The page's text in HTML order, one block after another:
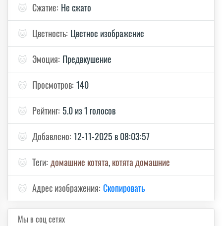
🐱 Сжатие: Не сжато
🐱 Цветность: Цветное изображение
🐱 Эмоция: Предвкушение
🐱 Просмотров: 140
🐱 Рейтинг: 5.0 из 1 голосов
🐱 Добавлено: 12-11-2025 в 08:03:57
🐱 Теги: домашние котята,котята домашние
🐱 Адрес изображения: Скопировать
Мы в соц сетях